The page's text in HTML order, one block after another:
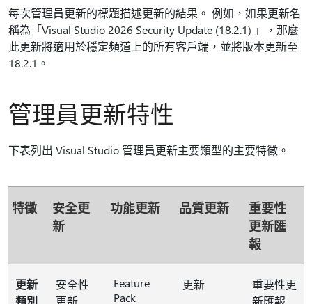
每次管理員更新的標題描述更新的結果。 例如，如果更新名
稱為「Visual Studio 2026 Security Update (18.2.1) 」，那麼
此更新將適用於穩定頻道上的所有客戶端，並將版本更新至
18.2.1。
管理員更新特性
下表列出 Visual Studio 管理員更新主要類型的主要特徵。
特徵
安全更
新
功能更新 品質更新
重要性
更新匯
報
更新
類別
安全性
更新
Feature
Pack
更新
重要性更
新匯報